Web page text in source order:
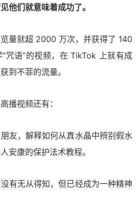
他们就意味着成功了。
量就超 2000 万次，并获得了 140
咒语”的视频，在 TikTok 上就有成
到不菲的流量。
播视频还有：
友，解释如何从真水晶中辨别假水
安康的保护法术教程。
有无从得知，但已经成为一种精神